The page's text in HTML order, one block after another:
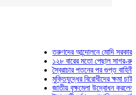
তরুণদের আন্দোলনে মোদি সরকার দুর্বল
১২৮ বারের মতো পেছাল সাগর-রুনি
স্বৈরাচার পতনের পর গুপ্ত বাহিনীর
মুক্তিযুদ্ধের বিরোধীদের ক্ষমা চাইতে
জাতীয় বৃক্ষমেলা উদ্বোধন করলেন